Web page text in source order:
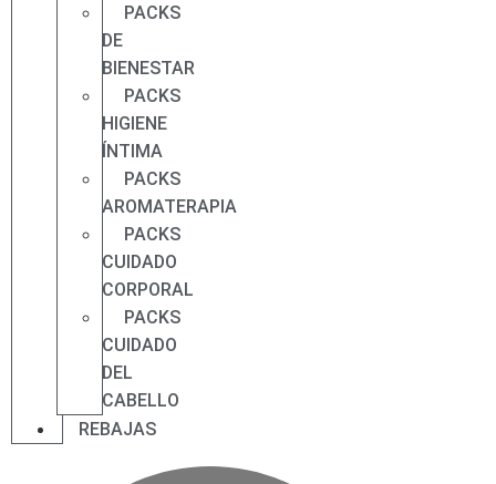
PACKS
DE
BIENESTAR
PACKS
HIGIENE
ÍNTIMA
PACKS
AROMATERAPIA
PACKS
CUIDADO
CORPORAL
PACKS
CUIDADO
DEL
CABELLO
REBAJAS